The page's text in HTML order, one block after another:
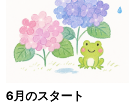
6月のスタート